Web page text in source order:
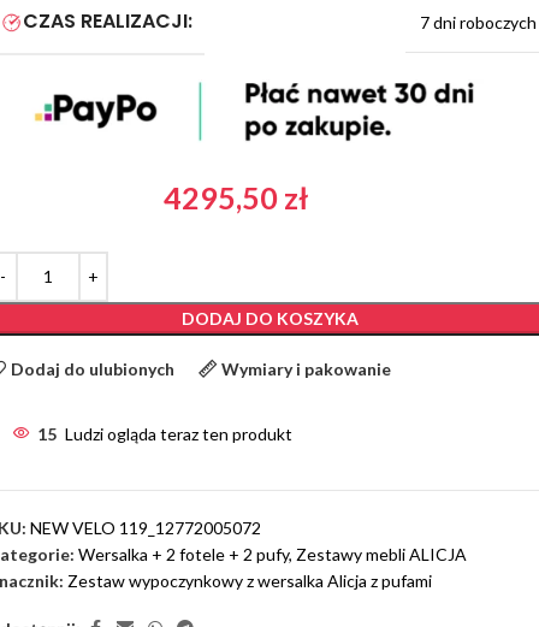
CZAS REALIZACJI: 7 dni roboczych
4295,50 zł
DODAJ DO KOSZYKA
Dodaj do ulubionych Wymiary i pakowanie
15 Ludzi ogląda teraz ten produkt
NEW VELO 119_12772005072
Wersalka + 2 fotele + 2 pufy, Zestawy mebli ALICJA
Zestaw wypoczynkowy z wersalka Alicja z pufami